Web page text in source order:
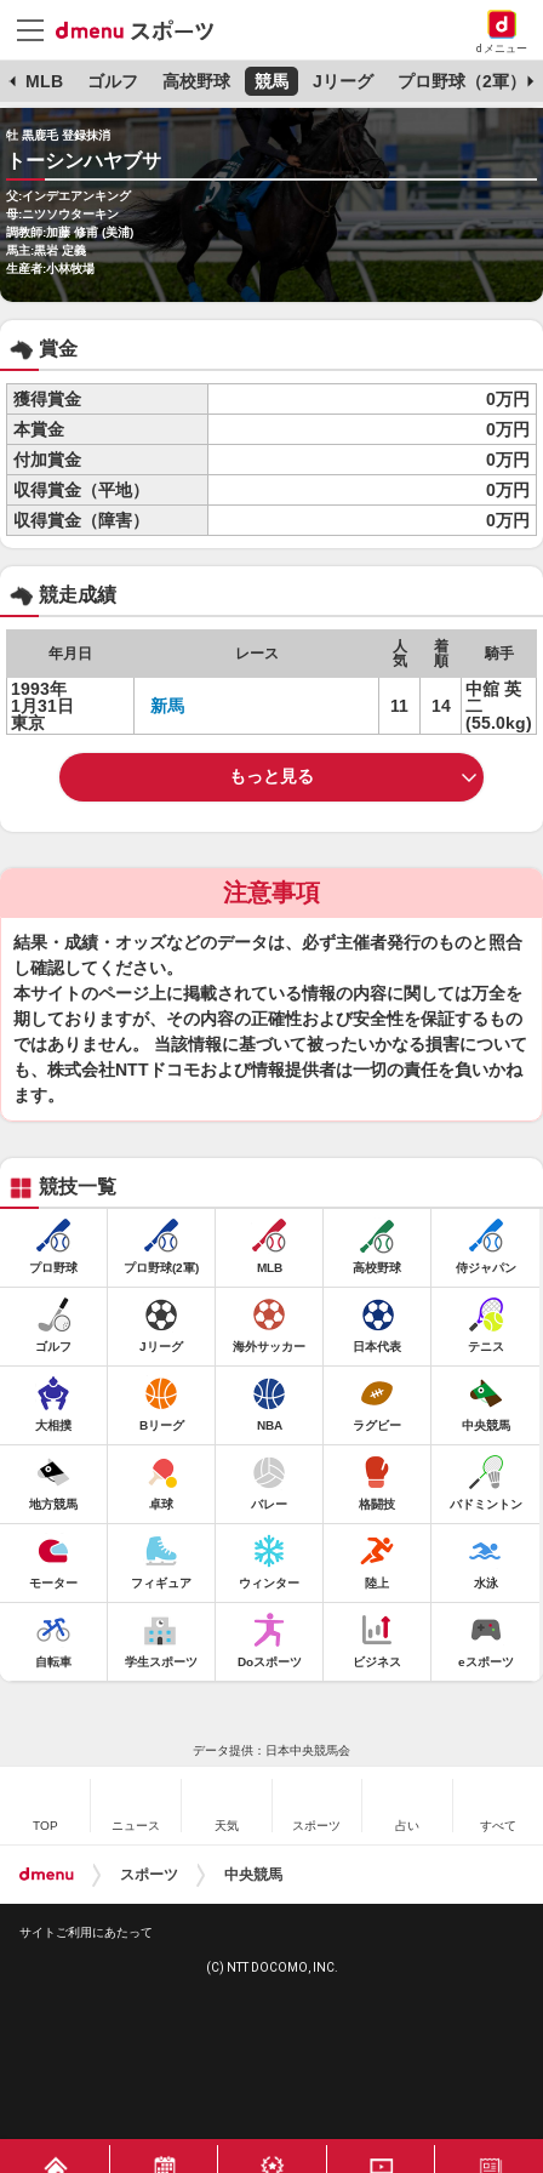
dメニュー
MLB ゴルフ 高校野球 競馬 Jリーグ プロ野球（2軍）
牡 黒鹿毛 登録抹消
トーシンハヤブサ
父:インデエアンキング
母:ニツソウターキン
調教師:加藤 修甫 (美浦)
馬主:黒岩 定義
生産者:小林牧場
賞金
獲得賞金
0万円
本賞金
0万円
付加賞金
0万円
収得賞金（平地）
0万円
収得賞金（障害）
0万円
競走成績
年月日 レース
人
気
着
順
騎手
1993年
1月31日
東京
新馬 11 14
中舘 英
二
(55.0kg)
もっと見る
注意事項
結果・成績・オッズなどのデータは、必ず主催者発行のものと照合
し確認してください。
本サイトのページ上に掲載されている情報の内容に関しては万全を
期しておりますが、その内容の正確性および安全性を保証するもの
ではありません。 当該情報に基づいて被ったいかなる損害について
も、株式会社NTTドコモおよび情報提供者は一切の責任を負いかね
ます。
競技一覧
プロ野球 プロ野球(2軍) MLB 高校野球 侍ジャパン
ゴルフ Jリーグ 海外サッカー 日本代表 テニス
大相撲 Bリーグ NBA ラグビー 中央競馬
地方競馬 卓球 バレー 格闘技 バドミントン
モーター フィギュア ウィンター 陸上 水泳
自転車 学生スポーツ Doスポーツ ビジネス eスポーツ
データ提供：日本中央競馬会
TOP ニュース 天気 スポーツ 占い すべて
スポーツ 中央競馬
サイトご利用にあたって
(C) NTT DOCOMO, INC.